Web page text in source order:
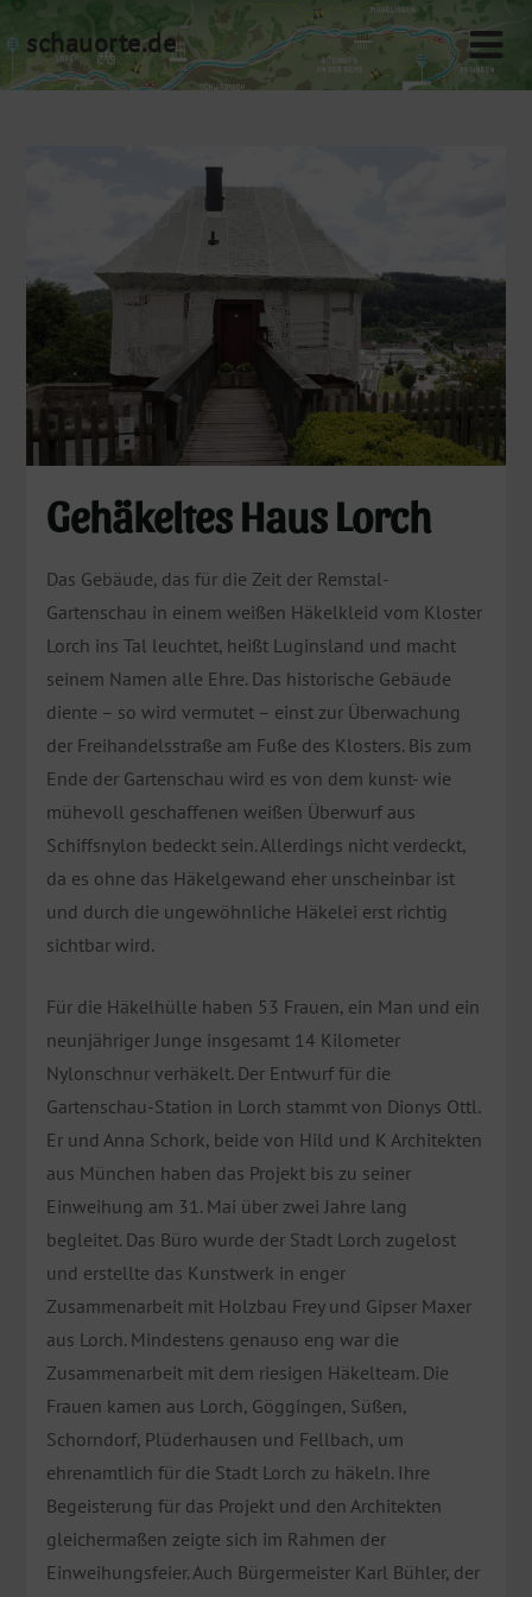
to
content
schauorte.de
Gehäkeltes Haus Lorch
Das Gebäude, das für die Zeit der Remstal-
Gartenschau in einem weißen Häkelkleid vom Kloster
Lorch ins Tal leuchtet, heißt Luginsland und macht
seinem Namen alle Ehre. Das historische Gebäude
diente – so wird vermutet – einst zur Überwachung
der Freihandelsstraße am Fuße des Klosters. Bis zum
Ende der Gartenschau wird es von dem kunst- wie
mühevoll geschaffenen weißen Überwurf aus
Schiffsnylon bedeckt sein. Allerdings nicht verdeckt,
da es ohne das Häkelgewand eher unscheinbar ist
und durch die ungewöhnliche Häkelei erst richtig
sichtbar wird.
Für die Häkelhülle haben 53 Frauen, ein Man und ein
neunjähriger Junge insgesamt 14 Kilometer
Nylonschnur verhäkelt. Der Entwurf für die
Gartenschau-Station in Lorch stammt von Dionys Ottl.
Er und Anna Schork, beide von Hild und K Architekten
aus München haben das Projekt bis zu seiner
Einweihung am 31. Mai über zwei Jahre lang
begleitet. Das Büro wurde der Stadt Lorch zugelost
und erstellte das Kunstwerk in enger
Zusammenarbeit mit Holzbau Frey und Gipser Maxer
aus Lorch. Mindestens genauso eng war die
Zusammenarbeit mit dem riesigen Häkelteam. Die
Frauen kamen aus Lorch, Göggingen, Süßen,
Schorndorf, Plüderhausen und Fellbach, um
ehrenamtlich für die Stadt Lorch zu häkeln. Ihre
Begeisterung für das Projekt und den Architekten
gleichermaßen zeigte sich im Rahmen der
Einweihungsfeier. Auch Bürgermeister Karl Bühler, der